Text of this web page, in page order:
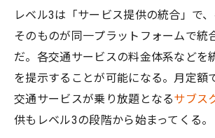
レベル3は「サービス提供の統合」で
そのものが同一プラットフォームで統
だ。各交通サービスの料金体系などを
を提示することが可能になる。月定額
交通サービスが乗り放題となるサブス
供もレベル3の段階から始まってくる。